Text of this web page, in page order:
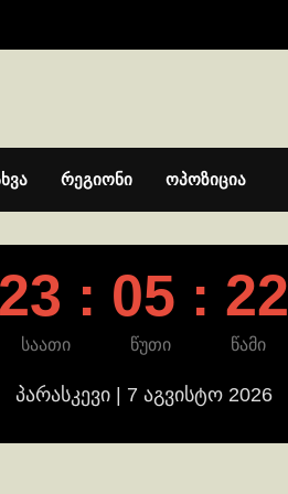
რეგიონი ოპოზიცია
23 : 05 : 22
საათი წუთი წამი
პარასკევი | 7 აგვისტო 2026